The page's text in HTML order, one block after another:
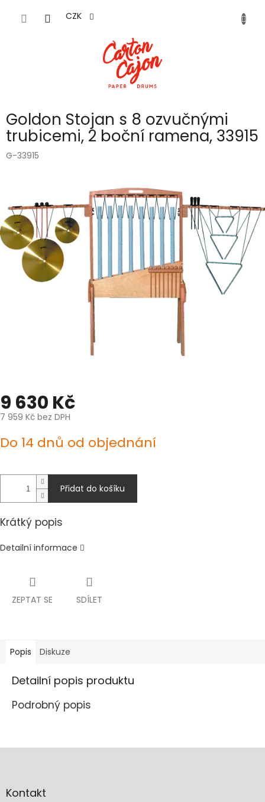
CZK
Goldon Stojan s 8 ozvučnými
trubicemi, 2 boční ramena, 33915
G-33915
9 630 Kč
7 959 Kč bez DPH
cena:
Do 14 dnů od objednání
Přidat do košíku
Krátký popis
Detailní informace
ZEPTAT SE SDÍLET
Popis Diskuze
Detailní popis produktu
Podrobný popis
aKontakt